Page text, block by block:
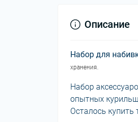
Описание
Набор для
хранения.
Набор
опытных
Осталось